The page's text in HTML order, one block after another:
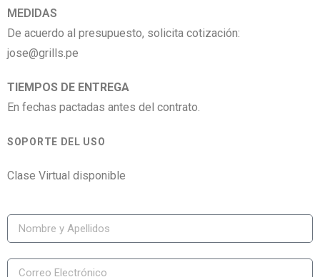
MEDIDAS
De acuerdo al presupuesto, solicita cotización:
jose@grills.pe
TIEMPOS DE ENTREGA
En fechas pactadas antes del contrato.
SOPORTE DEL USO
Clase Virtual disponible